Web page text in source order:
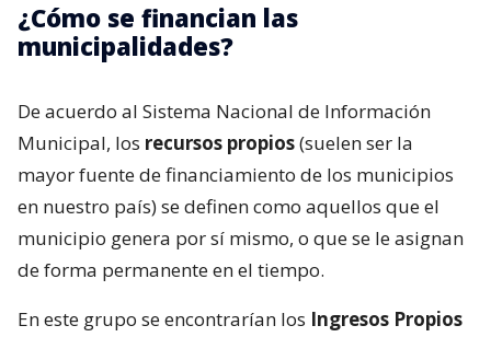
¿Cómo se financian las
municipalidades?
De acuerdo al Sistema Nacional de Información
Municipal, los recursos propios(suelen ser la
mayor fuente de financiamiento de los municipios
en nuestro país) se definen como aquellos que el
municipio genera por sí mismo, o que se le asignan
de forma permanente en el tiempo.
En este grupo se encontrarían los Ingresos Propios